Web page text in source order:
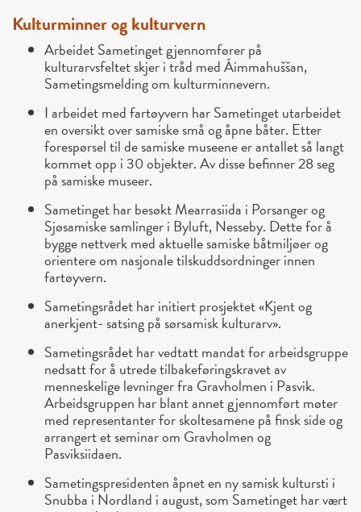
Kulturminner og kulturvern
Arbeidet Sametinget gjennomfører på
kulturarvsfeltet skjer i tråd med Áimmahuššan,
Sametingsmelding om kulturminnevern.
I arbeidet med fartøyvern har Sametinget utarbeidet
en oversikt over samiske små og åpne båter. Etter
forespørsel til de samiske museene er antallet så langt
kommet opp i 30 objekter. Av disse befinner 28 seg
på samiske museer.
Sametinget har besøkt Mearrasiida i Porsanger og
Sjøsamiske samlinger i Byluft, Nesseby. Dette for å
bygge nettverk med aktuelle samiske båtmiljøer og
orientere om nasjonale tilskuddsordninger innen
fartøyvern.
Sametingsrådet har initiert prosjektet «Kjent og
anerkjent- satsing på sørsamisk kulturarv».
Sametingsrådet har vedtatt mandat for arbeidsgruppe
nedsatt for å utrede tilbakeføringskravet av
menneskelige levninger fra Gravholmen i Pasvik.
Arbeidsgruppen har blant annet gjennomført møter
med representanter for skoltesamene på finsk side og
arrangert et seminar om Gravholmen og
Pasviksiidaen.
Sametingspresidenten åpnet en ny samisk kultursti i
Snubba i Nordland i august, som Sametinget har vært